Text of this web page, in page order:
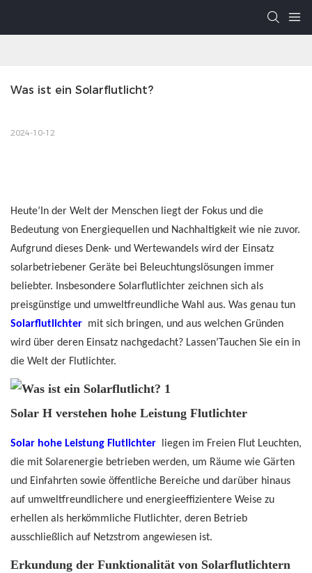
Was ist ein Solarflutlicht?
2024-10-12
Heute’In der Welt der Menschen liegt der Fokus und die
Bedeutung von Energiequellen und Nachhaltigkeit wie nie zuvor.
Aufgrund dieses Denk- und Wertewandels wird der Einsatz
solarbetriebener Geräte bei Beleuchtungslösungen immer
beliebter. Insbesondere Solarflutlichter zeichnen sich als
preisgünstige und umweltfreundliche Wahl aus. Was genau tun
Solarflutlichter mit sich bringen, und aus welchen Gründen
wird über deren Einsatz nachgedacht? Lassen’Tauchen Sie ein in
die Welt der Flutlichter.
Solar H verstehen hohe Leistung Flutlichter
Solar hohe Leistung Flutlichter liegen im Freien Flut Leuchten,
die mit Solarenergie betrieben werden, um Räume wie Gärten
und Einfahrten sowie öffentliche Bereiche und darüber hinaus
auf umweltfreundlichere und energieeffizientere Weise zu
erhellen als herkömmliche Flutlichter, deren Betrieb
ausschließlich auf Netzstrom angewiesen ist.
Erkundung der Funktionalität von Solarflutlichtern